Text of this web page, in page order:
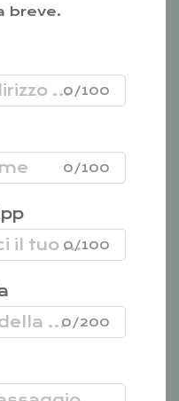
breve.
0/100
0/100
0/100
0/200